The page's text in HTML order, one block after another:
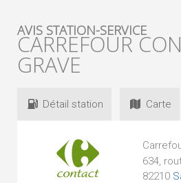
AVIS STATION-SERVICE
CARREFOUR
GRAVE
Détail station Carte
634,
82210